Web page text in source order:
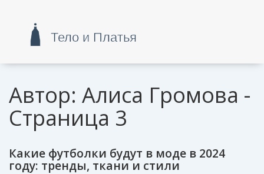
Автор: Алиса Громова -
Страница 3
Какие футболки будут в моде в 2024
году: тренды, ткани и стили